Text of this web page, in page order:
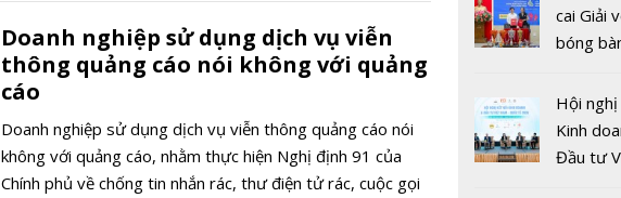
Doanh nghiệp sử dụng dịch vụ viễn
thông quảng cáo nói không với quảng
cáo
Doanh nghiệp sử dụng dịch vụ viễn thông quảng cáo nói
không với quảng cáo, nhằm thực hiện Nghị định 91 của
Chính phủ về chống tin nhắn rác, thư điện tử rác, cuộc gọi
cai Giải
bóng
thứ 44
Hội
Kinh
Đầu tư